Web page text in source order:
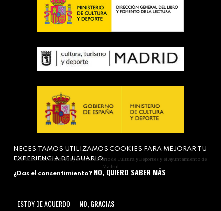
Actividad subvencionada por el Ministerio de Cultura y Deportes y el Ayuntamiento de
Madrid
NECESITAMOS UTILIZAMOS COOKIES PARA MEJORAR TU
EXPERIENCIA DE USUARIO
¿Das el consentimiento? NO, QUIERO SABER MÁS
ESTOY DE ACUERDO NO, GRACIAS